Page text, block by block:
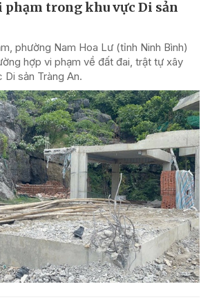
phạm trong khu vực Di sản
phường Nam Hoa Lư (tỉnh Ninh Bình)
hợp vi phạm về đất đai, trật tự xây
sản Tràng An.